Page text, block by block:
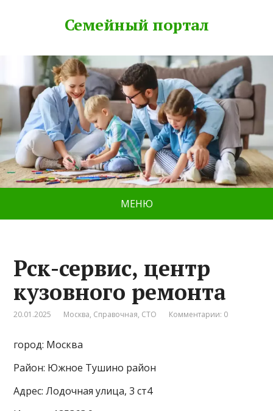
Семейный портал
МЕНЮ
Рск-сервис, центр
кузовного ремонта
20.01.2025 Москва, Справочная, СТО Комментарии: 0
город: Москва
Район: Южное Тушино район
Адрес: Лодочная улица, 3 ст4